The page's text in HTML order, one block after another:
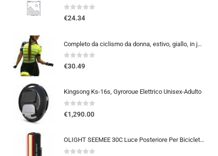
0out of 5
€24.34
Completo da ciclismo da donna, estivo, giallo, in jersey, taglia XS-3XL
0out of 5
€30.49
Kingsong Ks-16s, Gyroroue Elettrico Unisex-Adulto
0out of 5
€1,290.00
OLIGHT SEEMEE 30C Luce Posteriore Per Bicicletta LED 30 LUMEN Torcia Bici Rossa 5 Modalità Impermeabile IPX6 TYPE-C Fanale Po